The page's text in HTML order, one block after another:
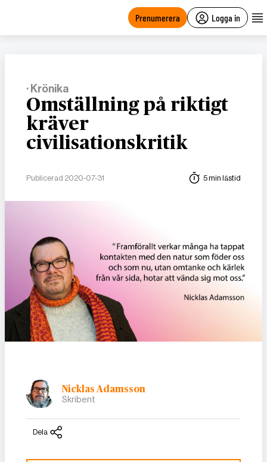
Prenumerera Logga in
· Krönika
Omställning på riktigt
kräver
civilisationskritik
Publicerad 2020-07-31 5 min lästid
Nicklas Adamsson
Skribent
Dela